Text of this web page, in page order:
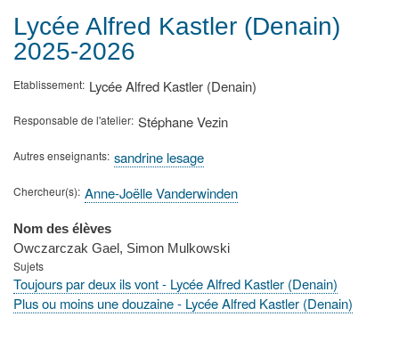
d'Ariane
Lycée Alfred Kastler (Denain)
2025-2026
Etablissement Lycée Alfred Kastler (Denain)
Responsable de l'atelier Stéphane Vezin
Autres enseignants sandrine lesage
Chercheur(s) Anne-Joëlle Vanderwinden
Nom des élèves
Owczarczak Gael, Simon Mulkowski
Sujets
Toujours par deux ils vont - Lycée Alfred Kastler (Denain)
Plus ou moins une douzaine - Lycée Alfred Kastler (Denain)